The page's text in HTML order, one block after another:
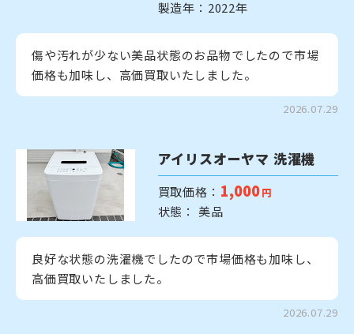
製造年：2022年
傷や汚れが少ない美品状態のお品物でしたので市場
価格も加味し、高価買取いたしました。
2026.07.29
アイリスオーヤマ 洗濯機
買取価格： 1,000 円
状態： 美品
良好な状態の洗濯機でしたので市場価格も加味し、
高価買取いたしました。
2026.07.29